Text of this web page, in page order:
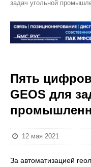
задач угольной
Пять
GEOS для
12 мая 2021
За автоматизацией